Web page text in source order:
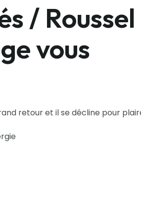
/ Roussel
vous
retour et il se décline pour